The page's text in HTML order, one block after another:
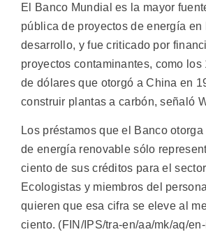
El Banco Mundial es la mayor
pública de proyectos de energía en
desarrollo, y fue criticado por
proyectos contaminantes, como
de dólares que otorgó a China en
construir plantas a carbón, señaló
Los préstamos que el Banco
de energía renovable sólo
ciento de sus créditos para el
Ecologistas y miembros del
quieren que esa cifra se eleve al
ciento. (FIN/IPS/tra-en/aa/mk/aq/